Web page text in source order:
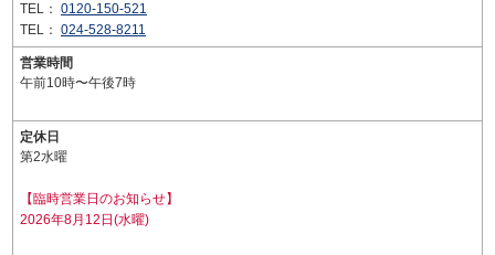
TEL： 0120-150-521
TEL： 024-528-8211
営業時間
午前10時〜午後7時
定休日
第2水曜
【臨時営業日のお知らせ】
2026年8月12日(水曜)